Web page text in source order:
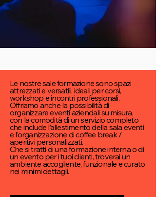
Le nostre sale formazione sono spazi
attrezzati e versatili, ideali per corsi,
workshop e incontri professionali.
Offriamo anche la possibilità di
organizzare eventi aziendali su misura,
con la comodità di un servizio completo
che include l’allestimento della sala eventi
e l’organizzazione di coffee break /
aperitivi personalizzati.
Che si tratti di una formazione interna o di
un evento per i tuoi clienti, troverai un
ambiente accogliente, funzionale e curato
nei minimi dettagli.